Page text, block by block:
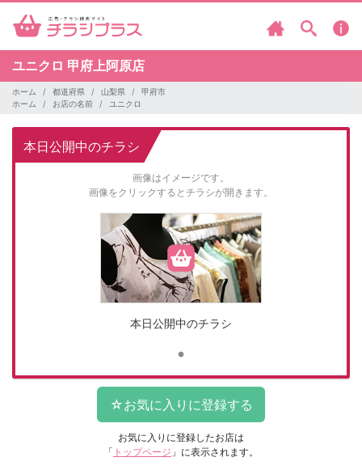
ユニクロ 甲府上阿原店
ホーム 都道府県 山梨県
甲府市
ホーム
お店の名前 ユニクロ
本日公開中のチラシ
画像はイメージです。
画像をクリックするとチラシが開きます。
本日公開中のチラシ
お気に入りに登録したお店は
「 トップページ 」に表示されます。